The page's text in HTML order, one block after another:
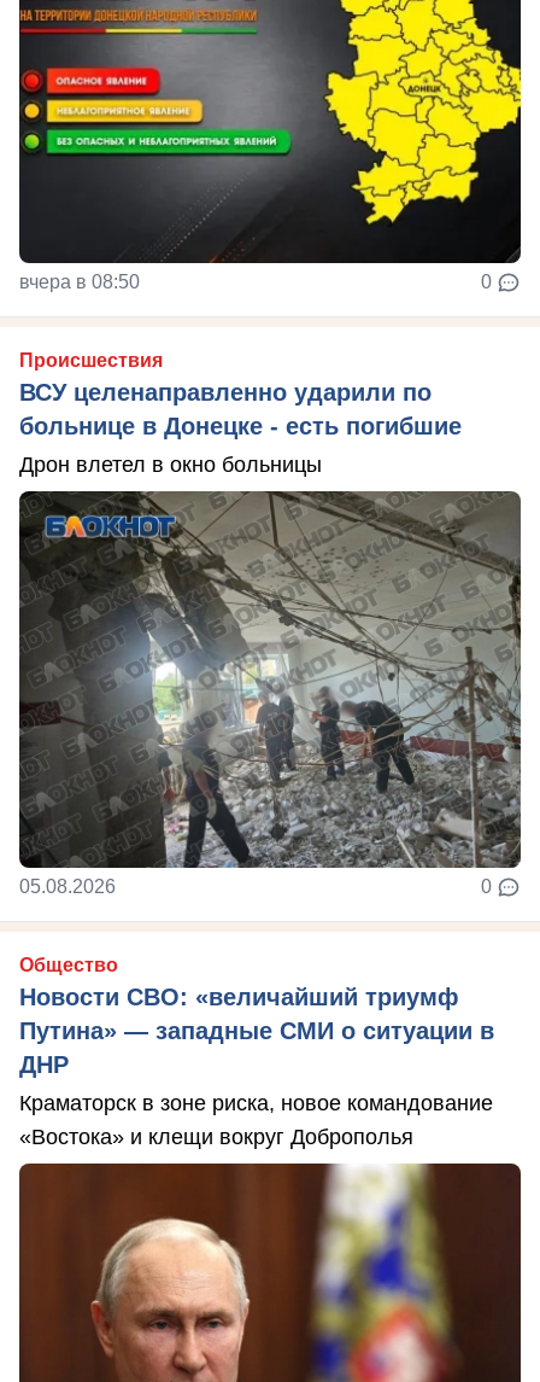
вчера в 08:50 0
Происшествия
ВСУ целенаправленно ударили по
больнице в Донецке - есть погибшие
Дрон влетел в окно больницы
05.08.2026 0
Общество
Новости СВО: «величайший триумф
Путина» — западные СМИ о ситуации в
ДНР
Краматорск в зоне риска, новое командование
«Востока» и клещи вокруг Доброполья